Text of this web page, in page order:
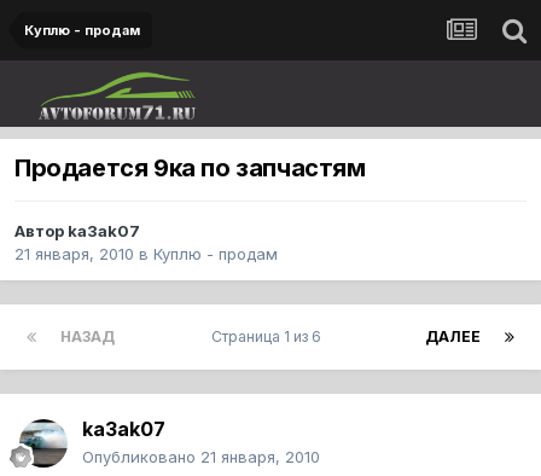
Куплю - продам
Продается 9ка по запчастям
Автор ka3ak07
21 января, 2010 в Куплю - продам
НАЗАД ДАЛЕЕ
Страница 1 из 6
ka3ak07
Опубликовано 21 января, 2010